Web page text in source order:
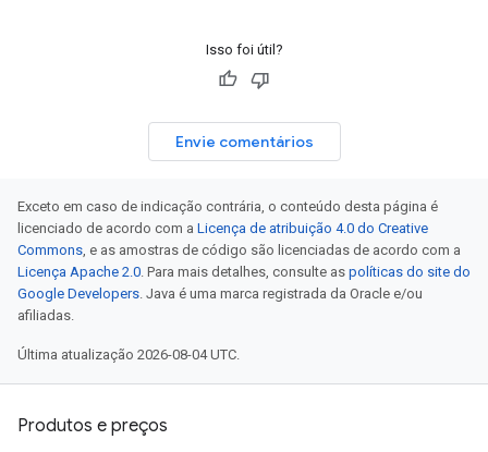
Isso foi útil?
Envie comentários
Exceto em caso de indicação contrária, o conteúdo desta página é
licenciado de acordo com a Licença de atribuição 4.0 do Creative
Commons, e as amostras de código são licenciadas de acordo com a
Licença Apache 2.0. Para mais detalhes, consulte as políticas do site do
Google Developers. Java é uma marca registrada da Oracle e/ou
afiliadas.
Última atualização 2026-08-04 UTC.
Produtos e preços